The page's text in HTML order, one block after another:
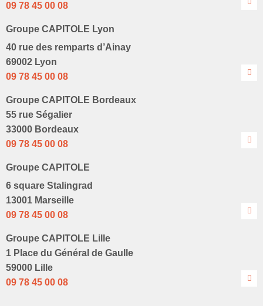
09 78 45 00 08
Groupe CAPITOLE Lyon
40 rue des remparts d’Ainay
69002 Lyon
09 78 45 00 08
Groupe CAPITOLE Bordeaux
55 rue Ségalier
33000 Bordeaux
09 78 45 00 08
Groupe CAPITOLE
6 square Stalingrad
13001 Marseille
09 78 45 00 08
Groupe CAPITOLE Lille
1 Place du Général de Gaulle
59000 Lille
09 78 45 00 08